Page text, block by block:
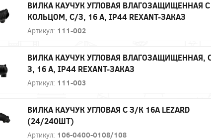
ВИЛКА КАУЧУК УГЛОВАЯ ВЛАГОЗАЩИЩЕННАЯ С
КОЛЬЦОМ, С/З, 16 А, IP44 REXANT-ЗАКАЗ
Артикул: 111-002
ВИЛКА КАУЧУК УГЛОВАЯ ВЛАГОЗАЩИЩЕННАЯ,
З, 16 А, IP44 REXANT-ЗАКАЗ
Артикул: 111-003
ВИЛКА КАУЧУК УГЛОВАЯ С З/К 16А LEZARD
(24/240ШТ)
Артикул: 106-0400-0108/108